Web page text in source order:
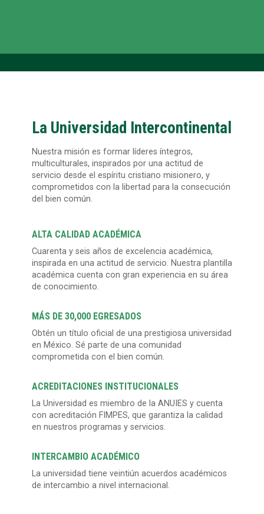
La Universidad Intercontinental
Nuestra misión es formar líderes íntegros,
multiculturales, inspirados por una actitud de
servicio desde el espíritu cristiano misionero, y
comprometidos con la libertad para la consecución
del bien común.
ALTA CALIDAD ACADÉMICA
Cuarenta y seis años de excelencia académica,
inspirada en una actitud de servicio. Nuestra plantilla
académica cuenta con gran experiencia en su área
de conocimiento.
MÁS DE 30,000 EGRESADOS
Obtén un título oficial de una prestigiosa universidad
en México. Sé parte de una comunidad
comprometida con el bien común.
ACREDITACIONES INSTITUCIONALES
La Universidad es miembro de la ANUIES y cuenta
con acreditación FIMPES, que garantiza la calidad
en nuestros programas y servicios.
INTERCAMBIO ACADÉMICO
La universidad tiene veintiún acuerdos académicos
de intercambio a nivel internacional.